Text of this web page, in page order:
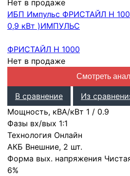
Нет в продаже
ИБП Импульс ФРИСТАЙЛ Н
0,9 кВт )ИМПУЛЬС
ФРИСТАЙЛ Н 1000
Нет в продаже
Смотреть
В сравнение
Из
Мощность, кВА/кВт 1 / 0.9
Фазы вх/вых 1:1
Технология Онлайн
АКБ Внешние, 2 шт.
Форма вых. напряжения
6%